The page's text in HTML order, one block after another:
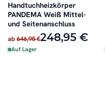
Handtuchheizkörper
PANDEMA Weiß Mittel-
und Seitenanschluss
ab 646,95 €248,95 €
Auf Lager